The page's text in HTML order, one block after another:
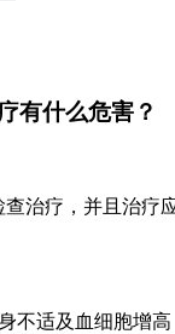
有什么危害？
治疗，并且治
适及血细胞增